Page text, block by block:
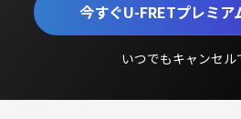
今すぐU-FRETプレミア
いつでもキャンセル